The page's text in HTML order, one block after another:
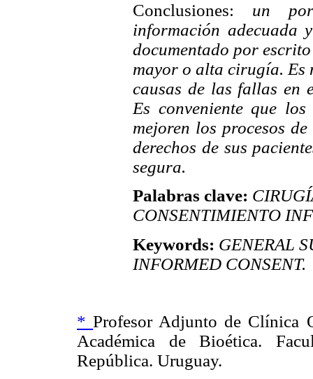
Conclusiones: un
información adecuada
documentado por
mayor o alta cirugía. Es
causas de las fallas en
Es conveniente que
mejoren los procesos
derechos de sus
segura.
Palabras clave:
CONSENTIMIENTO
Keywords: GENERAL
INFORMED CONSENT.
*Profesor Adjunto de Clínica
Académica de Bioética.
República. Uruguay.